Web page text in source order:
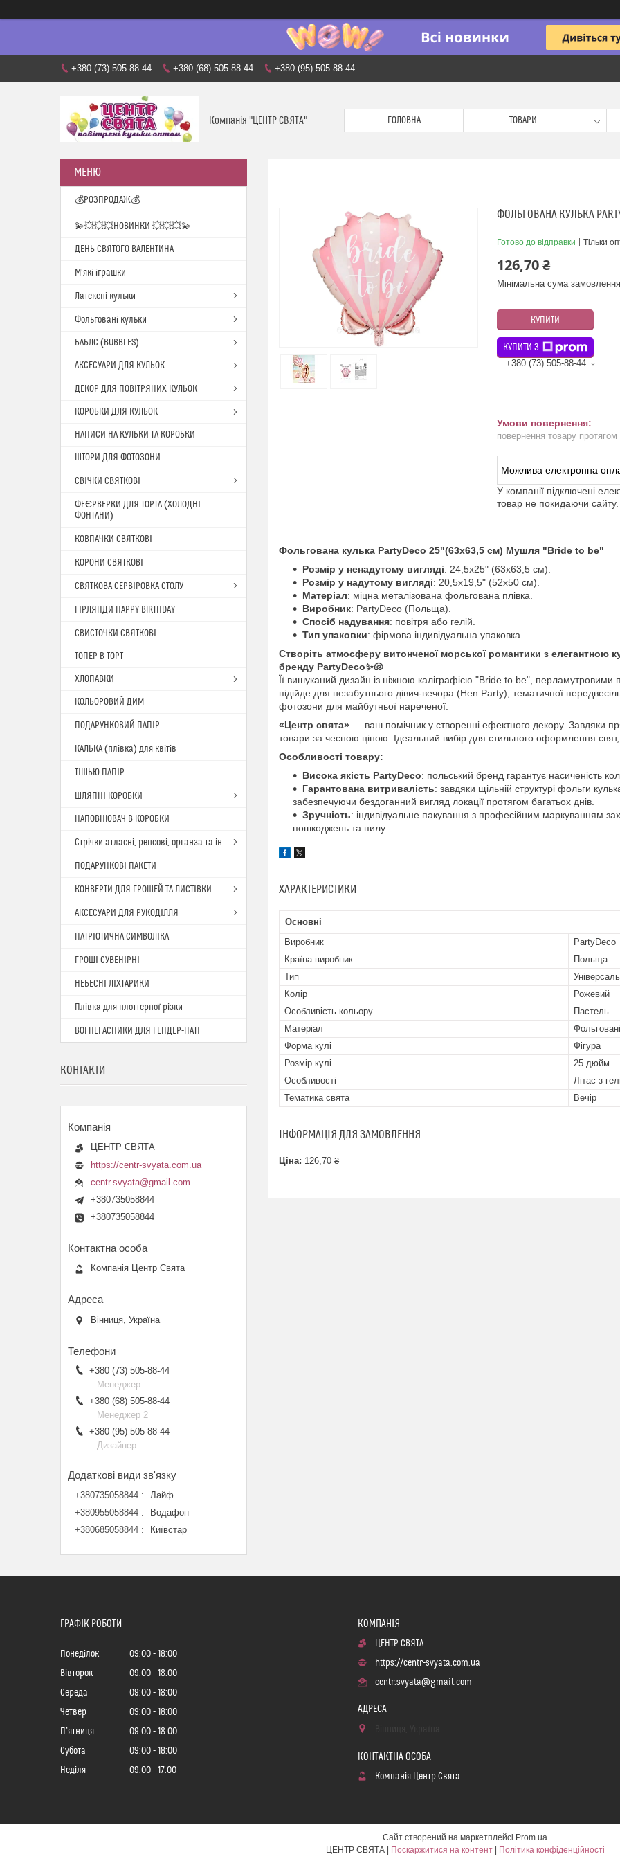
+380 (73) 505-88-44 +380 (68) 505-88-44 +380 (95) 505-88-44
Компанія "ЦЕНТР СВЯТА" ГОЛОВНА ТОВАРИ
ФОЛЬГОВАНА КУЛЬКА
Готово до відправки Тільки
126,70 ₴
Мінімальна сума
КУПИТИ
КУПИТИ З
+380 (73) 505-88-44
повернення товару протягом
У компанії підключені
товар не покидаючи сайту.
Фольгована кулька PartyDeco 25"(63х63,5 см) Мушля "Bride to be"
Розмір у ненадутому вигляді: 24,5х25" (63х63,5 см).
Розмір у надутому вигляді: 20,5х19,5" (52х50 см).
Матеріал: міцна металізована фольгована плівка.
Виробник: PartyDeco (Польща).
Спосіб надування: повітря або гелій.
Тип упаковки: фірмова індивідуальна упаковка.
Створіть атмосферу витонченої морської романтики з елегантною
бренду PartyDeco✨🐚
Її вишуканий дизайн із ніжною каліграфією "Bride to be", перламутровими
підійде для незабутнього дівич-вечора (Hen Party), тематичної
фотозони для майбутньої нареченої.
«Центр свята» — ваш помічник у створенні ефектного декору. Завдяки
товари за чесною ціною. Ідеальний вибір для стильного оформлення свят,
Особливості товару:
Висока якість PartyDeco: польський бренд гарантує насиченість
Гарантована витривалість: завдяки щільній структурі фольги
забезпечуючи бездоганний вигляд локації протягом багатьох днів.
Зручність: індивідуальне пакування з професійним маркуванням
пошкоджень та пилу.
ХАРАКТЕРИСТИКИ
Основні
Виробник
PartyDeco
Країна виробник
Польща
Тип
Колір
Рожевий
Особливість кольору
Пастель
Матеріал
Фольговані
Форма кулі
Фігура
Розмір кулі
25 дюйм
Особливості
Літає з
Тематика свята
Вечір
ІНФОРМАЦІЯ ДЛЯ ЗАМОВЛЕННЯ
Ціна: 126,70 ₴
💰РОЗПРОДАЖ💰
💫💥💥💥НОВИНКИ 💥💥💥💫
ДЕНЬ СВЯТОГО ВАЛЕНТИНА
М'які іграшки
Латексні кульки
Фольговані кульки
БАБЛС (BUBBLES)
АКСЕСУАРИ ДЛЯ КУЛЬОК
ДЕКОР ДЛЯ ПОВІТРЯНИХ КУЛЬОК
КОРОБКИ ДЛЯ КУЛЬОК
НАПИСИ НА КУЛЬКИ ТА КОРОБКИ
ШТОРИ ДЛЯ ФОТОЗОНИ
СВІЧКИ СВЯТКОВІ
ФЕЄРВЕРКИ ДЛЯ ТОРТА (ХОЛОДНІ
ФОНТАНИ)
КОВПАЧКИ СВЯТКОВІ
КОРОНИ СВЯТКОВІ
СВЯТКОВА СЕРВІРОВКА СТОЛУ
ГІРЛЯНДИ HAPPY BIRTHDAY
СВИСТОЧКИ СВЯТКОВІ
ТОПЕР В ТОРТ
ХЛОПАВКИ
КОЛЬОРОВИЙ ДИМ
ПОДАРУНКОВИЙ ПАПІР
КАЛЬКА (плівка) для квітів
ТІШЬЮ ПАПІР
ШЛЯПНІ КОРОБКИ
НАПОВНЮВАЧ В КОРОБКИ
Стрічки атласні, репсові, органза та ін.
ПОДАРУНКОВІ ПАКЕТИ
КОНВЕРТИ ДЛЯ ГРОШЕЙ ТА ЛИСТІВКИ
АКСЕСУАРИ ДЛЯ РУКОДІЛЛЯ
ПАТРІОТИЧНА СИМВОЛІКА
ГРОШІ СУВЕНІРНІ
НЕБЕСНІ ЛІХТАРИКИ
Плівка для плоттерної різки
ВОГНЕГАСНИКИ ДЛЯ ГЕНДЕР-ПАТІ
КОНТАКТИ
ЦЕНТР СВЯТА
https://centr-svyata.com.ua
centr.svyata@gmail.com
+380735058844
+380735058844
Компанія Центр Свята
Вінниця, Україна
+380 (73) 505-88-44
Менеджер
+380 (68) 505-88-44
Менеджер 2
+380 (95) 505-88-44
Дизайнер
+380735058844
Лайф
+380955058844
Водафон
+380685058844
Київстар
ГРАФІК РОБОТИ
Понеділок 09:00
18:00
Вівторок
09:00
18:00
Середа
09:00
18:00
Четвер
09:00
18:00
Пʼятниця
09:00
18:00
Субота
09:00
18:00
Неділя
09:00 17:00
ЦЕНТР СВЯТА
https://centr-svyata.com.ua
centr.svyata@gmail.com
Компанія Центр Свята
Сайт створений на маркетплейсі Prom.ua
ЦЕНТР СВЯТА | Поскаржитися на контент | Політика конфіденційності